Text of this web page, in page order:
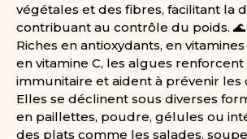
végétales et des fibres, facilitant la
contribuant au contrôle du poids. 🌊
Riches en antioxydants, en
en vitamine C, les algues
immunitaire et aident à prévenir les
Elles se déclinent sous diverses
en paillettes, poudre, gélules ou
des plats comme les salades,